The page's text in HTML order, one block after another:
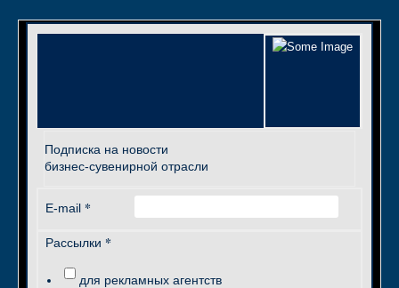
Подписка на новости
бизнес-сувенирной отрасли
E-mail *
Рассылки *
для рекламных агентств